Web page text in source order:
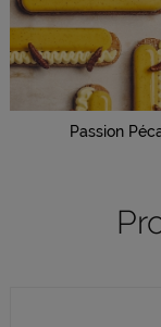
Passion